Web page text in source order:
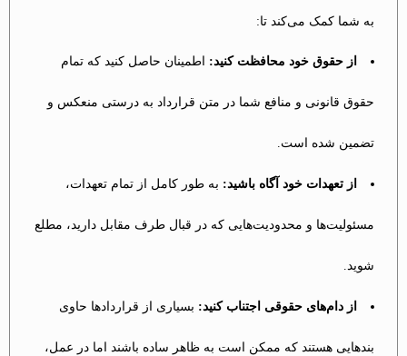
به شما کمک می‌کند تا:
از حقوق خود محافظت کنید: اطمینان حاصل کنید که تمام
حقوق قانونی و منافع شما در متن قرارداد به درستی منعکس و
تضمین شده است.
از تعهدات خود آگاه باشید: به طور کامل از تمام تعهدات،
مسئولیت‌ها و محدودیت‌هایی که در قبال طرف مقابل دارید، مطلع
شوید.
از دام‌های حقوقی اجتناب کنید: بسیاری از قراردادها حاوی
بندهایی هستند که ممکن است به ظاهر ساده باشند اما در عمل،